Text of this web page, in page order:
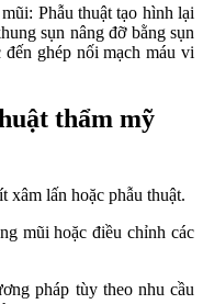
Phẫu thuật tạo hình lại
sụn nâng đỡ bằng sụn
ghép nối mạch máu vi
thẩm mỹ
xâm lấn hoặc phẫu thuật.
mũi hoặc điều chỉnh các
pháp tùy theo nhu cầu